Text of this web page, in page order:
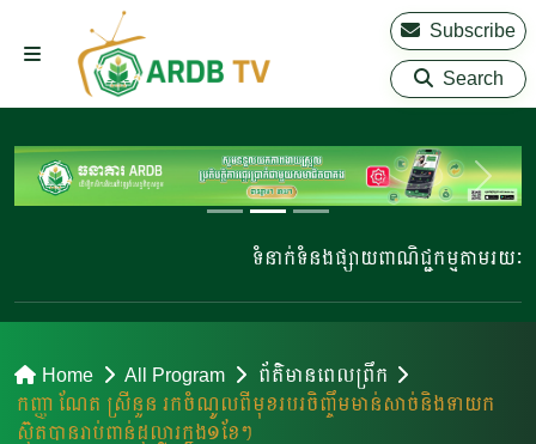
Subscribe
Search
ទំនាក់ទំនងផ្សាយពាណិជ្ជកម្មតាមរយៈ
Home All Program
ព័ត៌មានពេលព្រឹក
កញ្ញា ណែត ស្រីនួន រកចំណូលពីមុខរបរចិញ្ចឹមមាន់សាច់និងទាយក
ស៊ុតបានរាប់ពាន់ដុល្លារក្នុង១ខែៗ